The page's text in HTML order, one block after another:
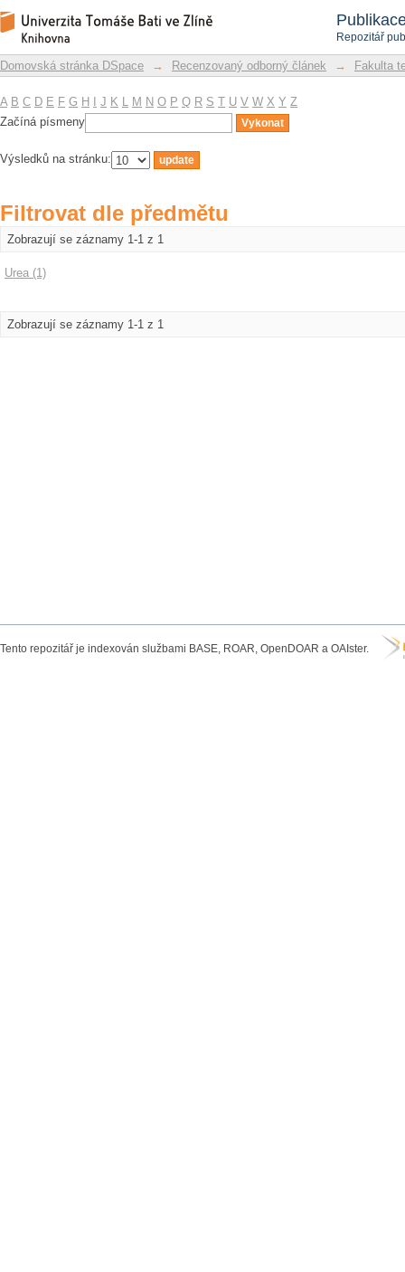
Repozitář
Filtrovat dle předmětu
Repozitář DSpace/Manakin
Domovská stránka DSpace → Recenzovaný odborný článek → Fakulta
A B C D E F G H J K L M N O P Q R S T U V W X Y Z
Začíná písmeny
Výsledků na stránku:
Filtrovat dle předmětu
Zobrazují se záznamy 1-1 z 1
Urea (1)
Zobrazují se záznamy 1-1 z 1
Tento repozitář je indexován službami BASE, ROAR, OpenDOAR a OAIster.